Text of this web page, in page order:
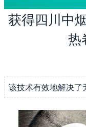
获得四川中
热
该技术有效地解决了